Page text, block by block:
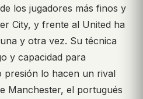
los jugadores más finos y
City, y frente al United ha
y otra vez. Su técnica
y capacidad para
presión lo hacen un rival
Manchester, el portugués